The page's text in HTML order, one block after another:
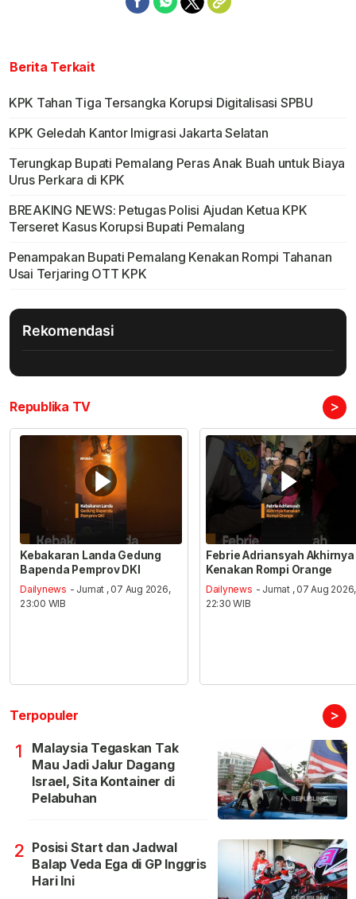
Berita Terkait
KPK Tahan Tiga Tersangka Korupsi Digitalisasi SPBU
KPK Geledah Kantor Imigrasi Jakarta Selatan
Terungkap Bupati Pemalang Peras Anak Buah untuk Biaya
Urus Perkara di KPK
BREAKING NEWS: Petugas Polisi Ajudan Ketua KPK
Terseret Kasus Korupsi Bupati Pemalang
Penampakan Bupati Pemalang Kenakan Rompi Tahanan
Usai Terjaring OTT KPK
Rekomendasi
Republika TV >
Kebakaran Landa Gedung
Bapenda Pemprov DKI
Dailynews - Jumat , 07 Aug 2026,
23:00 WIB
Febrie Adriansyah Akhirnya
Kenakan Rompi Orange
Dailynews - Jumat , 07 Aug 2026,
22:30 WIB
Terpopuler >
1
Malaysia Tegaskan Tak
Mau Jadi Jalur Dagang
Israel, Sita Kontainer di
Pelabuhan
2 Posisi Start dan Jadwal
Balap Veda Ega di GP Inggris
Hari Ini